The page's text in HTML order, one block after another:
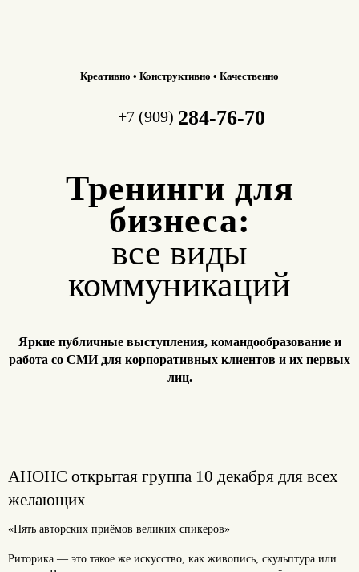
Креативно • Конструктивно • Качественно
+7 (909) 284-76-70
Тренинги для
бизнеса:
все виды
коммуникаций
Яркие публичные выступления, командообразование и
работа со СМИ для корпоративных клиентов и их первых
лиц.
АНОНС открытая группа 10 декабря для всех
желающих
«Пять авторских приёмов великих спикеров»
Риторика — это такое же искусство, как живопись, скульптура или